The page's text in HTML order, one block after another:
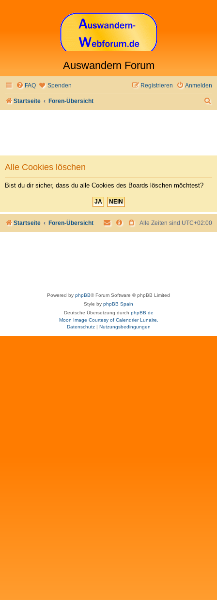
Auswandern Forum
FAQ Spenden Anmelden
Registrieren
Startseite Foren-Übersicht
Alle Cookies löschen
Bist du dir sicher, dass du alle Cookies des Boards löschen möchtest?
Startseite Foren-Übersicht Alle Zeiten sind UTC+02:00
Powered by phpBB® Forum Software © phpBB Limited
Style by phpBB Spain
Deutsche Übersetzung durch phpBB.de
Moon Image Courtesy of Calendrier Lunaire.
Datenschutz| Nutzungsbedingungen